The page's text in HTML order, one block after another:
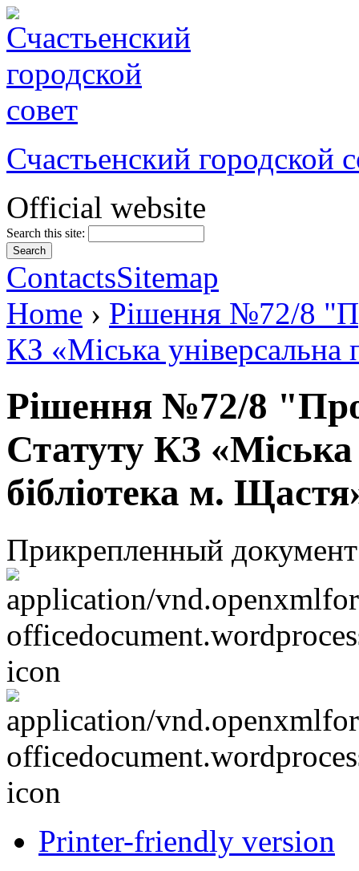
Счастьенский городской
Official website
Search this site:
ContactsSitemap
Home › Рішення №72/8
КЗ «Міська універсальна
Рішення №72/8 "Про
Статуту КЗ «Міська
бібліотека м.
Прикрепленный
Printer-friendly version